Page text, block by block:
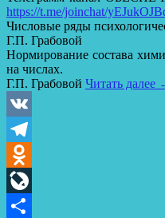
https://t.me/joinchat/
Числовые ряды
Г.П. Грабовой
Нормирование состава
на числах.
Г.П. Грабовой Читать далее
VK
Telegram
Odnoklassniki
LiveJournal